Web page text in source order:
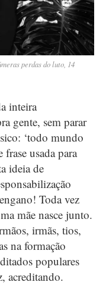
perdas do luto, 14
inteira
gente, sem parar
‘todo mundo
usada para
ideia de
Toda vez
mãe nasce junto.
irmãs, tios,
na formação
populares
acreditando.